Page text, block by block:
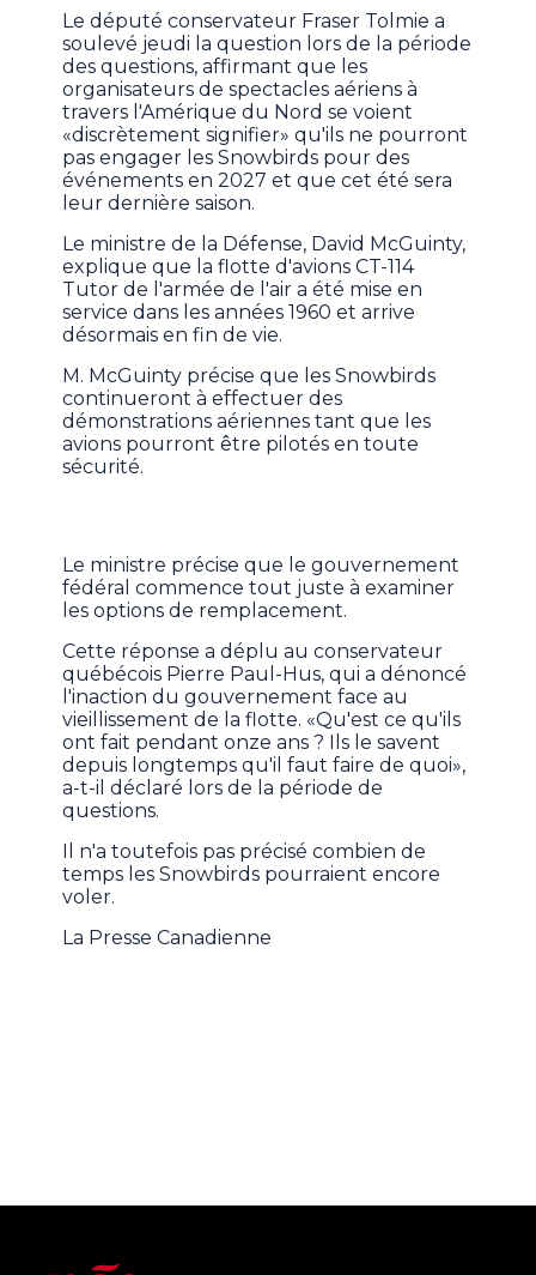
Le député conservateur Fraser Tolmie a
soulevé jeudi la question lors de la période
des questions, affirmant que les
organisateurs de spectacles aériens à
travers l'Amérique du Nord se voient
«discrètement signifier» qu'ils ne pourront
pas engager les Snowbirds pour des
événements en 2027 et que cet été sera
leur dernière saison.
Le ministre de la Défense, David McGuinty,
explique que la flotte d'avions CT-114
Tutor de l'armée de l'air a été mise en
service dans les années 1960 et arrive
désormais en fin de vie.
M. McGuinty précise que les Snowbirds
continueront à effectuer des
démonstrations aériennes tant que les
avions pourront être pilotés en toute
sécurité.
Le ministre précise que le gouvernement
fédéral commence tout juste à examiner
les options de remplacement.
Cette réponse a déplu au conservateur
québécois Pierre Paul-Hus, qui a dénoncé
l'inaction du gouvernement face au
vieillissement de la flotte. «Qu'est ce qu'ils
ont fait pendant onze ans ? Ils le savent
depuis longtemps qu'il faut faire de quoi»,
a-t-il déclaré lors de la période de
questions.
Il n'a toutefois pas précisé combien de
temps les Snowbirds pourraient encore
voler.
La Presse Canadienne